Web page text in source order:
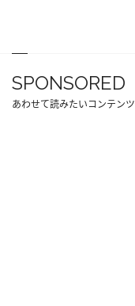
SPONSORED
あわせて読みたいコンテンツ